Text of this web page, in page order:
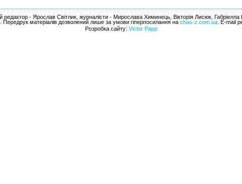
редактор - Ярослав Світлик, журналісти - Мирослава Химинець, Вікторія Лисюк, Габріелла
матеріалів дозволений лише за умови гіперпосилання на chas-z.com.ua . E-mail
Розробка сайту: Victor Papp